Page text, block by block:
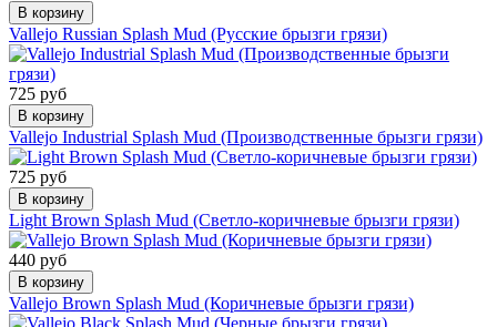
В корзину
Vallejo Russian Splash Mud (Русские брызги грязи)
725 руб
В корзину
Vallejo Industrial Splash Mud (Производственные брызги грязи)
725 руб
В корзину
Light Brown Splash Mud (Светло-коричневые брызги грязи)
440 руб
В корзину
Vallejo Brown Splash Mud (Коричневые брызги грязи)